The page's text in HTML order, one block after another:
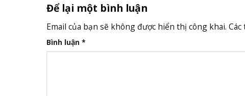
Để lại một bình luận
Email của bạn sẽ không được hiển thị công khai.
Bình luận *